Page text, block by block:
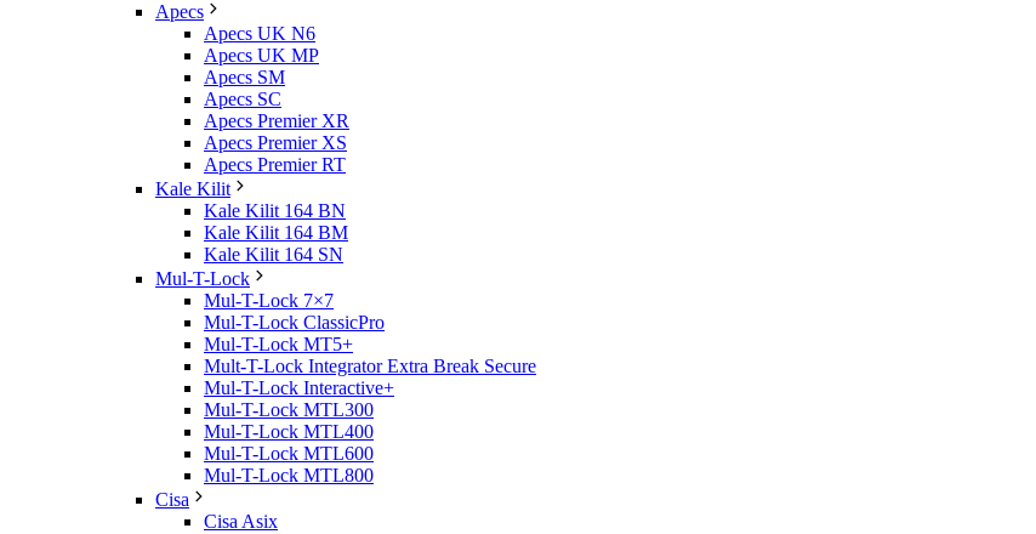
Apecs
Apecs UK N6
Apecs UK MP
Apecs SM
Apecs SC
Apecs Premier XR
Apecs Premier XS
Apecs Premier RT
Kale Kilit
Kale Kilit 164 BN
Kale Kilit 164 BM
Kale Kilit 164 SN
Mul-T-Lock
Mul-T-Lock 7×7
Mul-T-Lock ClassicPro
Mul-T-Lock MT5+
Mult-T-Lock Integrator Extra Break Secure
Mul-T-Lock Interactive+
Mul-T-Lock MTL300
Mul-T-Lock MTL400
Mul-T-Lock MTL600
Mul-T-Lock MTL800
Cisa
Cisa Asix